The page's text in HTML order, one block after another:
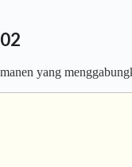
yang